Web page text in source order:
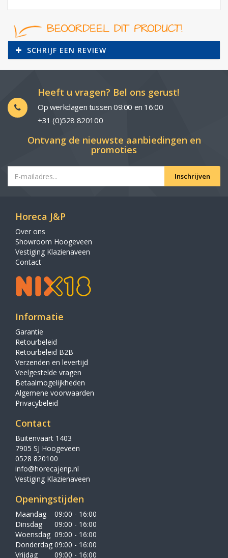
SCHRIJF EEN REVIEW
Heeft u vragen? Bel ons gerust!
Op werkdagen tussen 09:00 en 16:00
+31 (0)528 820100
Ontvang de nieuwste aanbiedingen en
promoties
Inschrijven
Horeca J&P
Over ons
Showroom Hoogeveen
Vestiging Klazienaveen
Contact
Informatie
Garantie
Retourbeleid
Retourbeleid B2B
Verzenden en levertijd
Veelgestelde vragen
Betaalmogelijkheden
Algemene voorwaarden
Privacybeleid
Contact
Buitenvaart 1403
7905 SJ Hoogeveen
0528 820100
info@horecajenp.nl
Vestiging Klazienaveen
Openingstijden
Maandag
09:00 - 16:00
Dinsdag
09:00 - 16:00
Woensdag 09:00 - 16:00
Donderdag 09:00 - 16:00
Vrijdag
09:00 - 16:00